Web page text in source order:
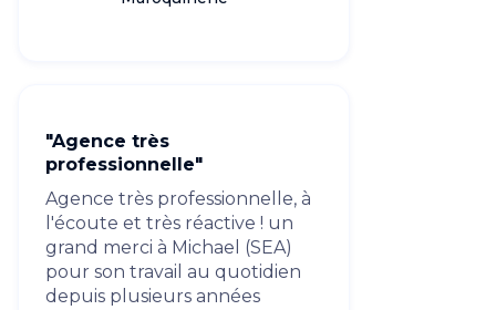
"Agence très
professionnelle"
Agence très professionnelle, à
l'écoute et très réactive ! un
grand merci à Michael (SEA)
pour son travail au quotidien
depuis plusieurs années